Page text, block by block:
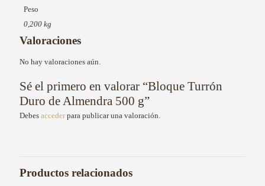
Peso
0,200 kg
Valoraciones
No hay valoraciones aún.
Sé el primero en valorar “Bloque Turrón
Duro de Almendra 500 g”
Debes accederpara publicar una valoración.
Productos relacionados